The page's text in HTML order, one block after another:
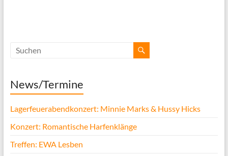
News/Termine
Lagerfeuerabendkonzert: Minnie Marks & Hussy Hicks
Konzert: Romantische Harfenklänge
Treffen: EWA Lesben